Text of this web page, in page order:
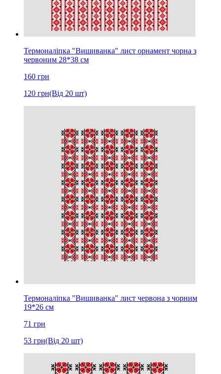
Термоналіпка "Вишиванка" лист орнамент чорна з
червоним 28*38 см
160 грн
120 грн(Від 20 шт)
Термоналіпка "Вишиванка" лист червона з чорним
19*26 см
71 грн
53 грн(Від 20 шт)